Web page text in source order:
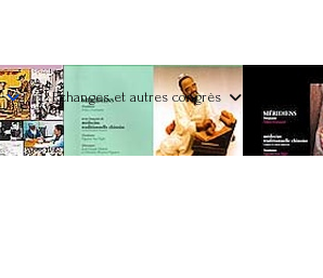
Echanges et autres congrès